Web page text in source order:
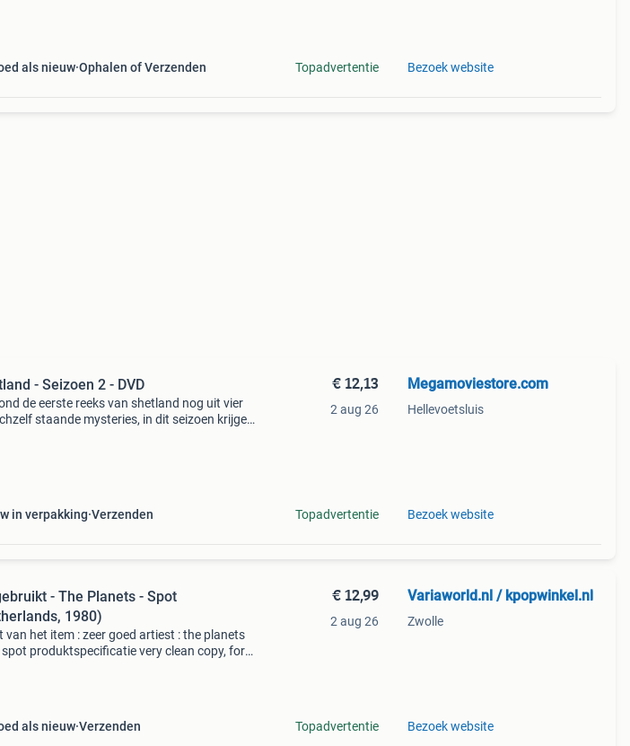
als nieuw Ophalen of Verzenden Topadvertentie Bezoek website
- Seizoen 2 - DVD
de eerste reeks van shetland nog uit vier
staande mysteries, in dit seizoen krijgen
in verpakking Verzenden
€ 12,13
2 aug 26
Topadvertentie
Megamoviestore.com
Hellevoetsluis
Bezoek website
- The Planets - Spot
1980)
van het item : zeer goed artiest : the planets
produktspecificatie very clean copy, form
als nieuw Verzenden
€ 12,99
2 aug 26
Topadvertentie
Variaworld.nl / kpopwinkel.nl
Zwolle
Bezoek website